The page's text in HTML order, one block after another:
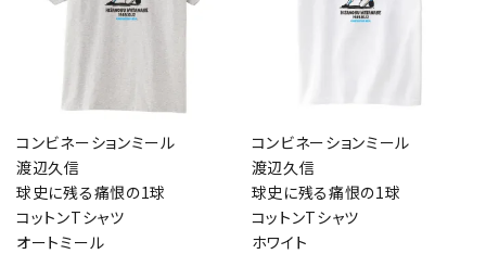
コンビネーションミール
渡辺久信
球史に残る痛恨の1球
コットンTシャツ
オートミール
コンビネーションミール
渡辺久信
球史に残る痛恨の1球
コットンTシャツ
ホワイト